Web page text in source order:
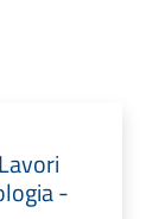
-